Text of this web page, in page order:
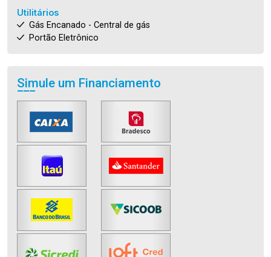
Utilitários
Gás Encanado - Central de gás
Portão Eletrônico
Simule um Financiamento